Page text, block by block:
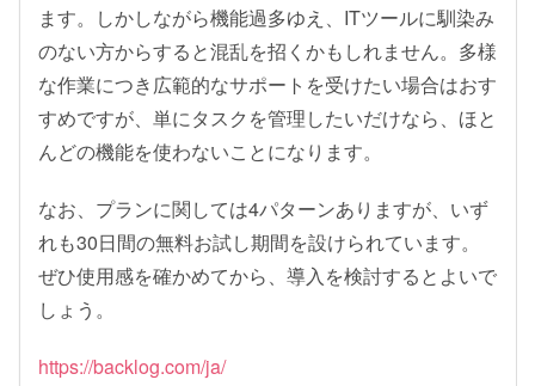
ます。しかしながら機能過多ゆえ、ITツールに馴染み
のない方からすると混乱を招くかもしれません。多様
な作業につき広範的なサポートを受けたい場合はおす
すめですが、単にタスクを管理したいだけなら、ほと
んどの機能を使わないことになります。
なお、プランに関しては4パターンありますが、いず
れも30日間の無料お試し期間を設けられています。
ぜひ使用感を確かめてから、導入を検討するとよいで
しょう。
https://backlog.com/ja/